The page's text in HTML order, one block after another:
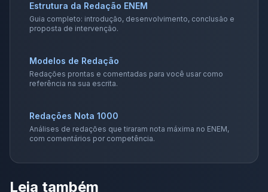
Estrutura da Redação ENEM
Guia completo: introdução, desenvolvimento, conclusão e
proposta de intervenção.
Modelos de Redação
Redações prontas e comentadas para você usar como
referência na sua escrita.
Redações Nota 1000
Análises de redações que tiraram nota máxima no ENEM,
com comentários por competência.
Leia também